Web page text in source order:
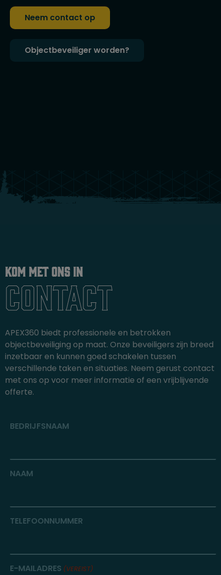
Neem contact op
Objectbeveiliger worden?
Kom met ons in
Contact
APEX360 biedt professionele en betrokken
objectbeveiliging op maat. Onze beveiligers zijn breed
inzetbaar en kunnen goed schakelen tussen
verschillende taken en situaties. Neem gerust contact
met ons op voor meer informatie of een vrijblijvende
offerte.
BEDRIJFSNAAM
NAAM
TELEFOONNUMMER
E-MAILADRES (VEREIST)